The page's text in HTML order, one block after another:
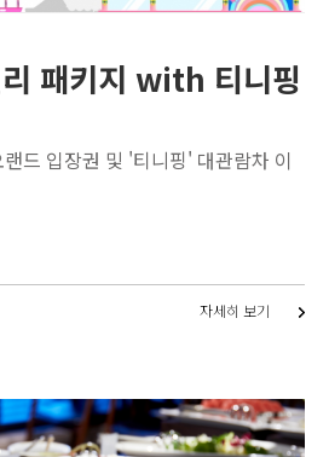
패키지 with 티니핑
드 입장권 및 '티니핑' 대관람차 이
자세히 보기